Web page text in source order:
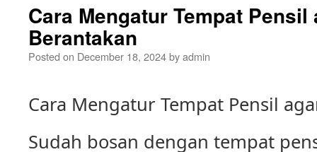
Cara Mengatur Tempat Pensil
Berantakan
Posted on December 18, 2024byadmin
Cara Mengatur Tempat Pensil
Sudah bosan dengan tempat